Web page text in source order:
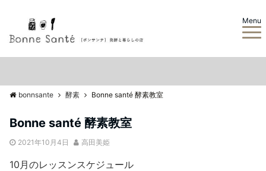
Menu
bonnsante 酵素 Bonne santé 酵素教室
Bonne santé 酵素教室
2021年10月4日 高田美姫
10月のレッスンスケジュール